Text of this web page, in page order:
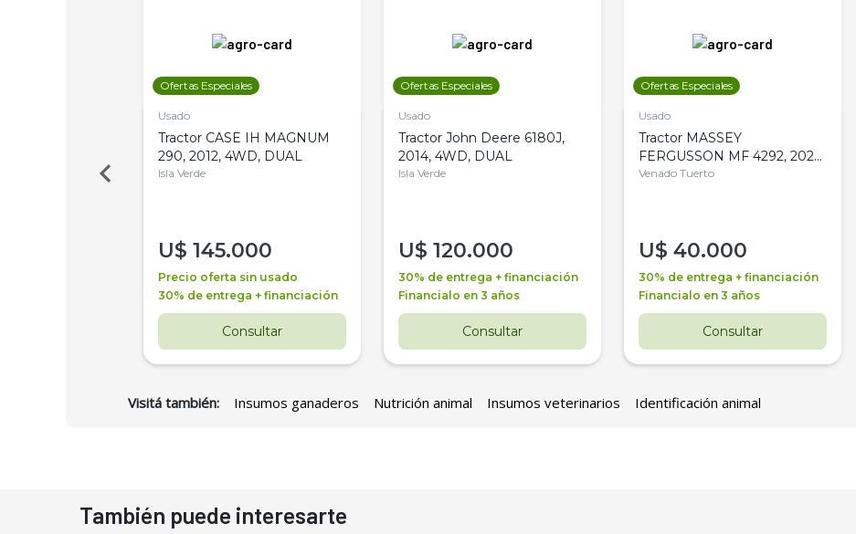
Ofertas Especiales
Usado
Tractor CASE IH MAGNUM
290, 2012, 4WD, DUAL
Isla Verde
U$ 145.000
Precio oferta sin usado
30% de entrega + financiación
Consultar
Ofertas Especiales
Usado
Tractor John Deere 6180J,
2014, 4WD, DUAL
Isla Verde
U$ 120.000
30% de entrega + financiación
Financialo en 3 años
Consultar
Ofertas Especiales
Usado
Tractor MASSEY
FERGUSSON MF 4292, 2020,
4WD, PATON
Venado Tuerto
U$ 40.000
30% de entrega + financiación
Financialo en 3 años
Consultar
Visitá también: Insumos ganaderos Nutrición animal Insumos veterinarios Identificación animal
También puede interesarte